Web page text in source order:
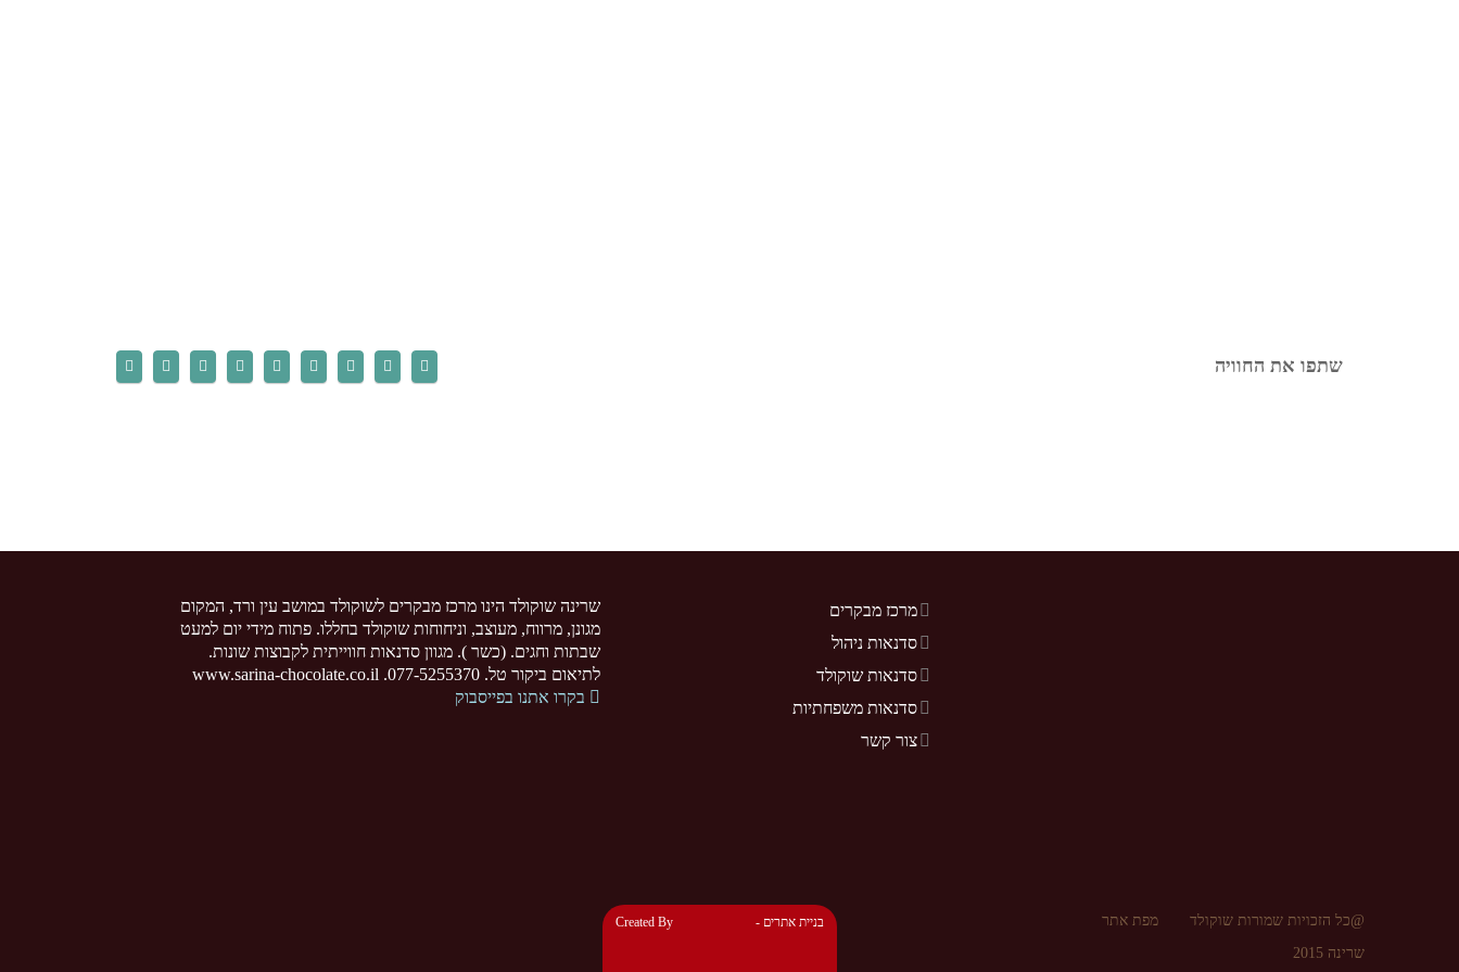
מרכז מבקרים
סדנאות ניהול
סדנאות שוקולד
סדנאות משפחתיות
צור קשר
שרינה שוקולד הינו מרכז מבקרים לשוקולד במושב עין ורד, המקום
מגונן, מרווח, מעוצב, וניחוחות שוקולד בחללו. פתוח מידי יום למעט
שבתות וחגים. (כשר ). מגוון סדנאות חווייתית לקבוצות שונות.
לתיאום ביקור טל. 077-5255370. www.sarina-chocolate.co.il
בקרו אתנו בפייסבוק
@כל הזכויות שמורות שוקולד
שרינה 2015
מפת אתר Created By - בניית אתרים